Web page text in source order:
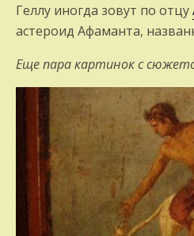
Геллу иногда зовут по отцу
астероид Афаманта,
Еще пара картинок с